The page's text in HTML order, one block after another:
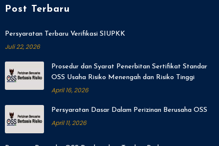
Post Terbaru
Persyaratan Terbaru Verifikasi SIUPKK
Juli 22, 2026
Prosedur dan Syarat Penerbitan Sertifikat Standar
OSS Usaha Risiko Menengah dan Risiko Tinggi
April 16, 2026
Persyaratan Dasar Dalam Perizinan Berusaha OSS
April 11, 2026